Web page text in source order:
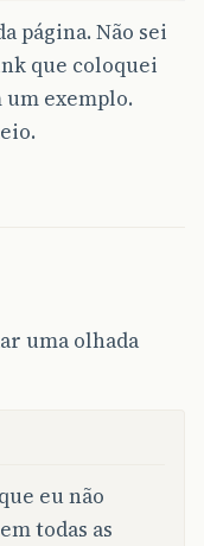
página. Não sei
que coloquei
um exemplo.
uma olhada
eu não
todas as